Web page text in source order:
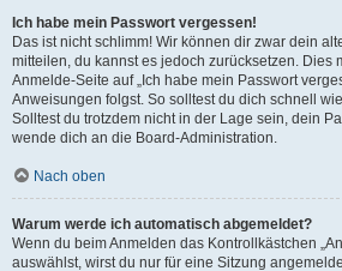
Ich habe mein Passwort vergessen!
Das ist nicht schlimm! Wir können dir zwar dein
mitteilen, du kannst es jedoch zurücksetzen. Dies
Anmelde-Seite auf „Ich habe mein Passwort
Anweisungen folgst. So solltest du dich schnell
Solltest du trotzdem nicht in der Lage sein, dein
wende dich an die Board-Administration.
Nach oben
Warum werde ich automatisch abgemeldet?
Wenn du beim Anmelden das Kontrollkästchen
auswählst, wirst du nur für eine Sitzung